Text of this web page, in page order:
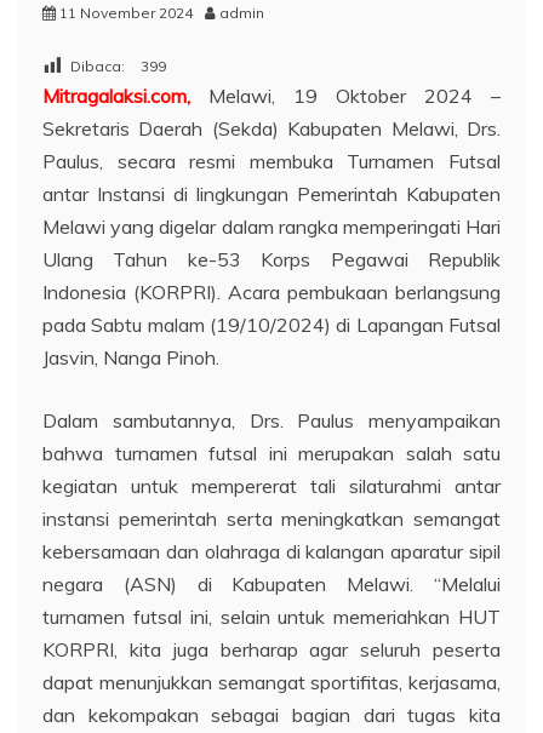
11 November 2024 admin
Dibaca: 399
Mitragalaksi.com,
Melawi, 19 Oktober 2024 –
Sekretaris Daerah (Sekda) Kabupaten Melawi, Drs.
Paulus, secara resmi membuka Turnamen Futsal
antar Instansi di lingkungan Pemerintah Kabupaten
Melawi yang digelar dalam rangka memperingati Hari
Ulang Tahun ke-53 Korps Pegawai Republik
Indonesia (KORPRI). Acara pembukaan berlangsung
pada Sabtu malam (19/10/2024) di Lapangan Futsal
Jasvin, Nanga Pinoh.
Dalam sambutannya, Drs. Paulus menyampaikan
bahwa turnamen futsal ini merupakan salah satu
kegiatan untuk mempererat tali silaturahmi antar
instansi pemerintah serta meningkatkan semangat
kebersamaan dan olahraga di kalangan aparatur sipil
negara (ASN) di Kabupaten Melawi. “Melalui
turnamen futsal ini, selain untuk memeriahkan HUT
KORPRI, kita juga berharap agar seluruh peserta
dapat menunjukkan semangat sportifitas, kerjasama,
dan kekompakan sebagai bagian dari tugas kita